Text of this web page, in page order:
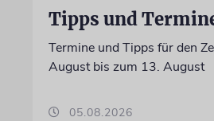
Tipps und
Termine und Tipps für den
August bis zum 13. August
05.08.2026